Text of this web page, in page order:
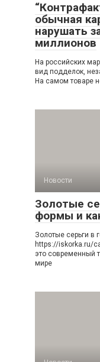
обычная
нарушать
миллионов
На российских
вид подделок,
На самом товаре
Новости
Золотые
формы и
Золотые серьги в
https://iskorka.ru/
это современный
мире